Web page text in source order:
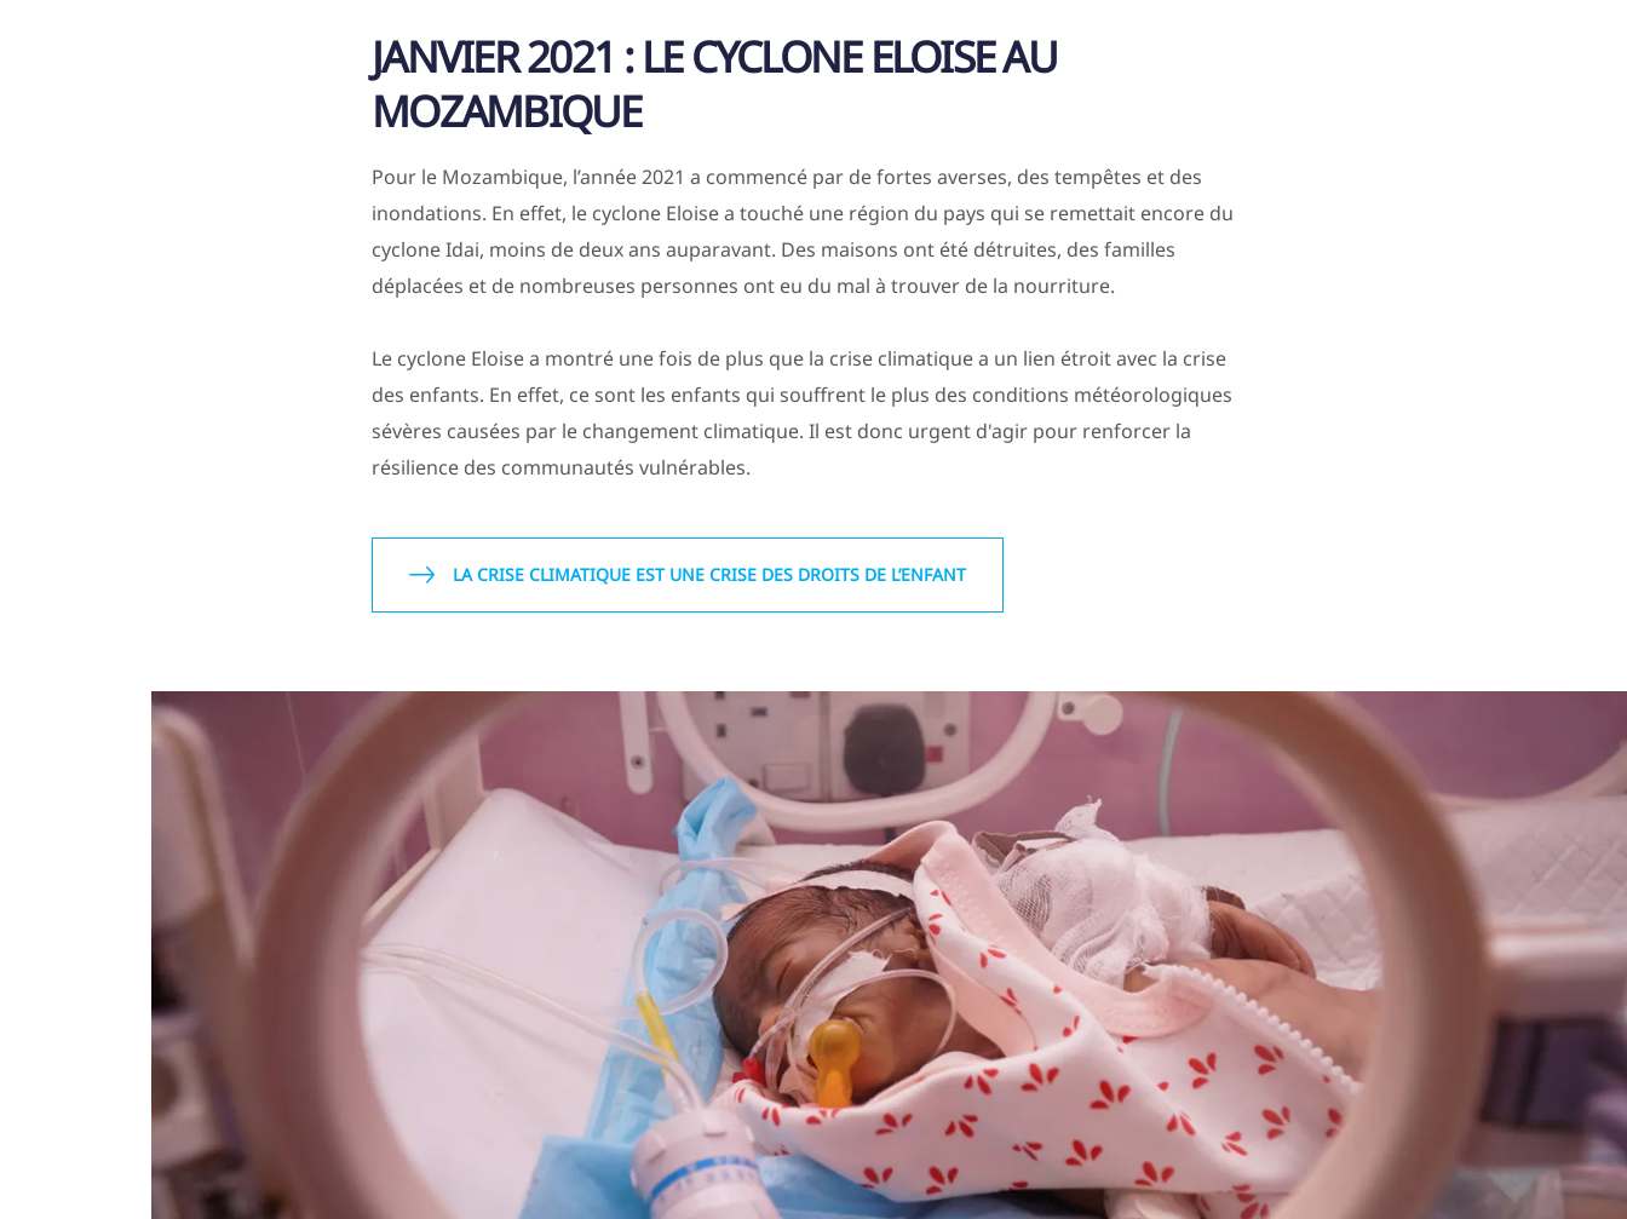
JANVIER 2021 : LE CYCLONE ELOISE AU
MOZAMBIQUE
Pour le Mozambique, l’année 2021 a commencé par de fortes averses, des tempêtes et des
inondations. En effet, le cyclone Eloise a touché une région du pays qui se remettait encore du
cyclone Idai, moins de deux ans auparavant. Des maisons ont été détruites, des familles
déplacées et de nombreuses personnes ont eu du mal à trouver de la nourriture.
Le cyclone Eloise a montré une fois de plus que la crise climatique a un lien étroit avec la crise
des enfants. En effet, ce sont les enfants qui souffrent le plus des conditions météorologiques
sévères causées par le changement climatique. Il est donc urgent d'agir pour renforcer la
résilience des communautés vulnérables.
LA CRISE CLIMATIQUE EST UNE CRISE DES DROITS DE L’ENFANT